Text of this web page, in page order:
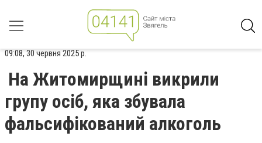
09:08, 30 червня 2025 р.
На Житомирщині викрили
групу осіб, яка збувала
фальсифікований алкоголь